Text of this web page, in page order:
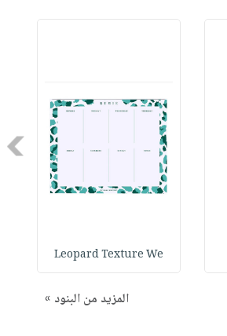
Leopard Texture We
المزيد من البنود »